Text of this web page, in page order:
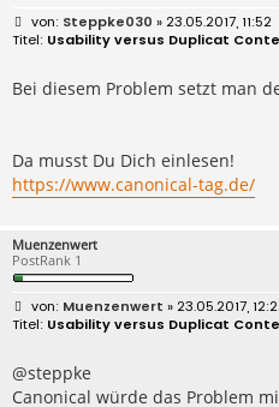
B
e
r
a
Steppke030 » 23.05.2017, 11:52
Usability versus Duplicat
Bei diesem Problem setzt man
Da musst Du Dich einlesen!
https://www.canonical-tag.de/
Muenzenwert
PostRank 1
B
e
i
r
a
g
Muenzenwert » 23.05.2017,
Usability versus Duplicat
@steppke
Canonical würde das Problem